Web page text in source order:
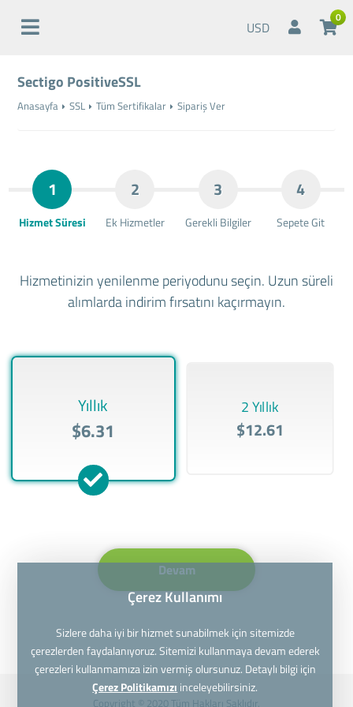
USD
0
Sectigo PositiveSSL
Anasayfa SSL Tüm Sertifikalar Sipariş Ver
1
Hizmet Süresi
2
Ek Hizmetler
3
Gerekli Bilgiler
4
Sepete Git
Hizmetinizin yenilenme periyodunu seçin. Uzun süreli
alımlarda indirim fırsatını kaçırmayın.
Yıllık
$6.31
2 Yıllık
$12.61
Devam
Copyright © 2020 Tüm Hakları Saklıdır.
Çerez Kullanımı
Sizlere daha iyi bir hizmet sunabilmek için sitemizde
çerezlerden faydalanıyoruz. Sitemizi kullanmaya devam ederek
çerezleri kullanmamıza izin vermiş olursunuz. Detaylı bilgi için
Çerez Politikamızı inceleyebilirsiniz.